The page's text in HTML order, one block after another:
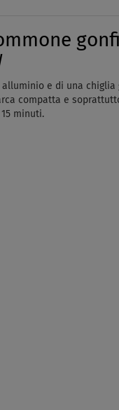
e di una
compatta e
minuti.